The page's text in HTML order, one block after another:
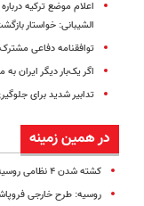
اعلام موضع ترکیه
الشیبانی: خواستار بازگشت به توافق
توافقنامه دفاعی مشترک ۳ کشور همسایه ایران
اگر یک‌بار دیگر ایران
تدابیر شدید برای
در همین زمینه
کشته شدن ۴ نظامی روسیه در سوریه
روسیه: طرح خارجی